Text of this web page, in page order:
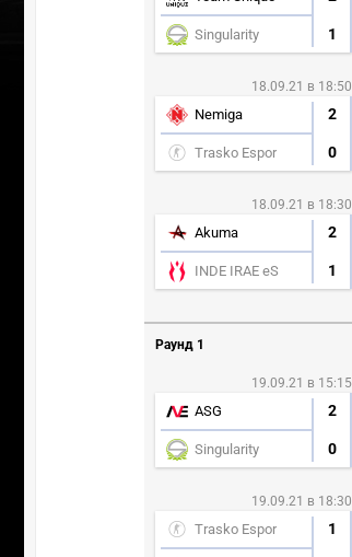
Singularity 1
18.09.21 в 18:50
Nemiga 2
Trasko Espor 0
18.09.21 в 18:30
Akuma 2
INDE IRAE eS 1
Раунд 1
19.09.21 в 15:15
ASG 2
Singularity 0
19.09.21 в 18:30
Trasko Espor 1